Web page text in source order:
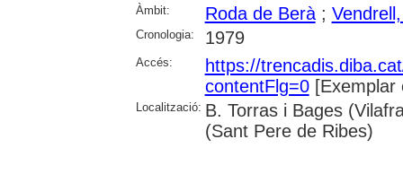
Àmbit: Roda de Berà;
Cronologia: 1979
Accés:
https://
contentFlg=0[Exemplar
Localització: B. Torras i Bages
(Sant Pere de Ribes)